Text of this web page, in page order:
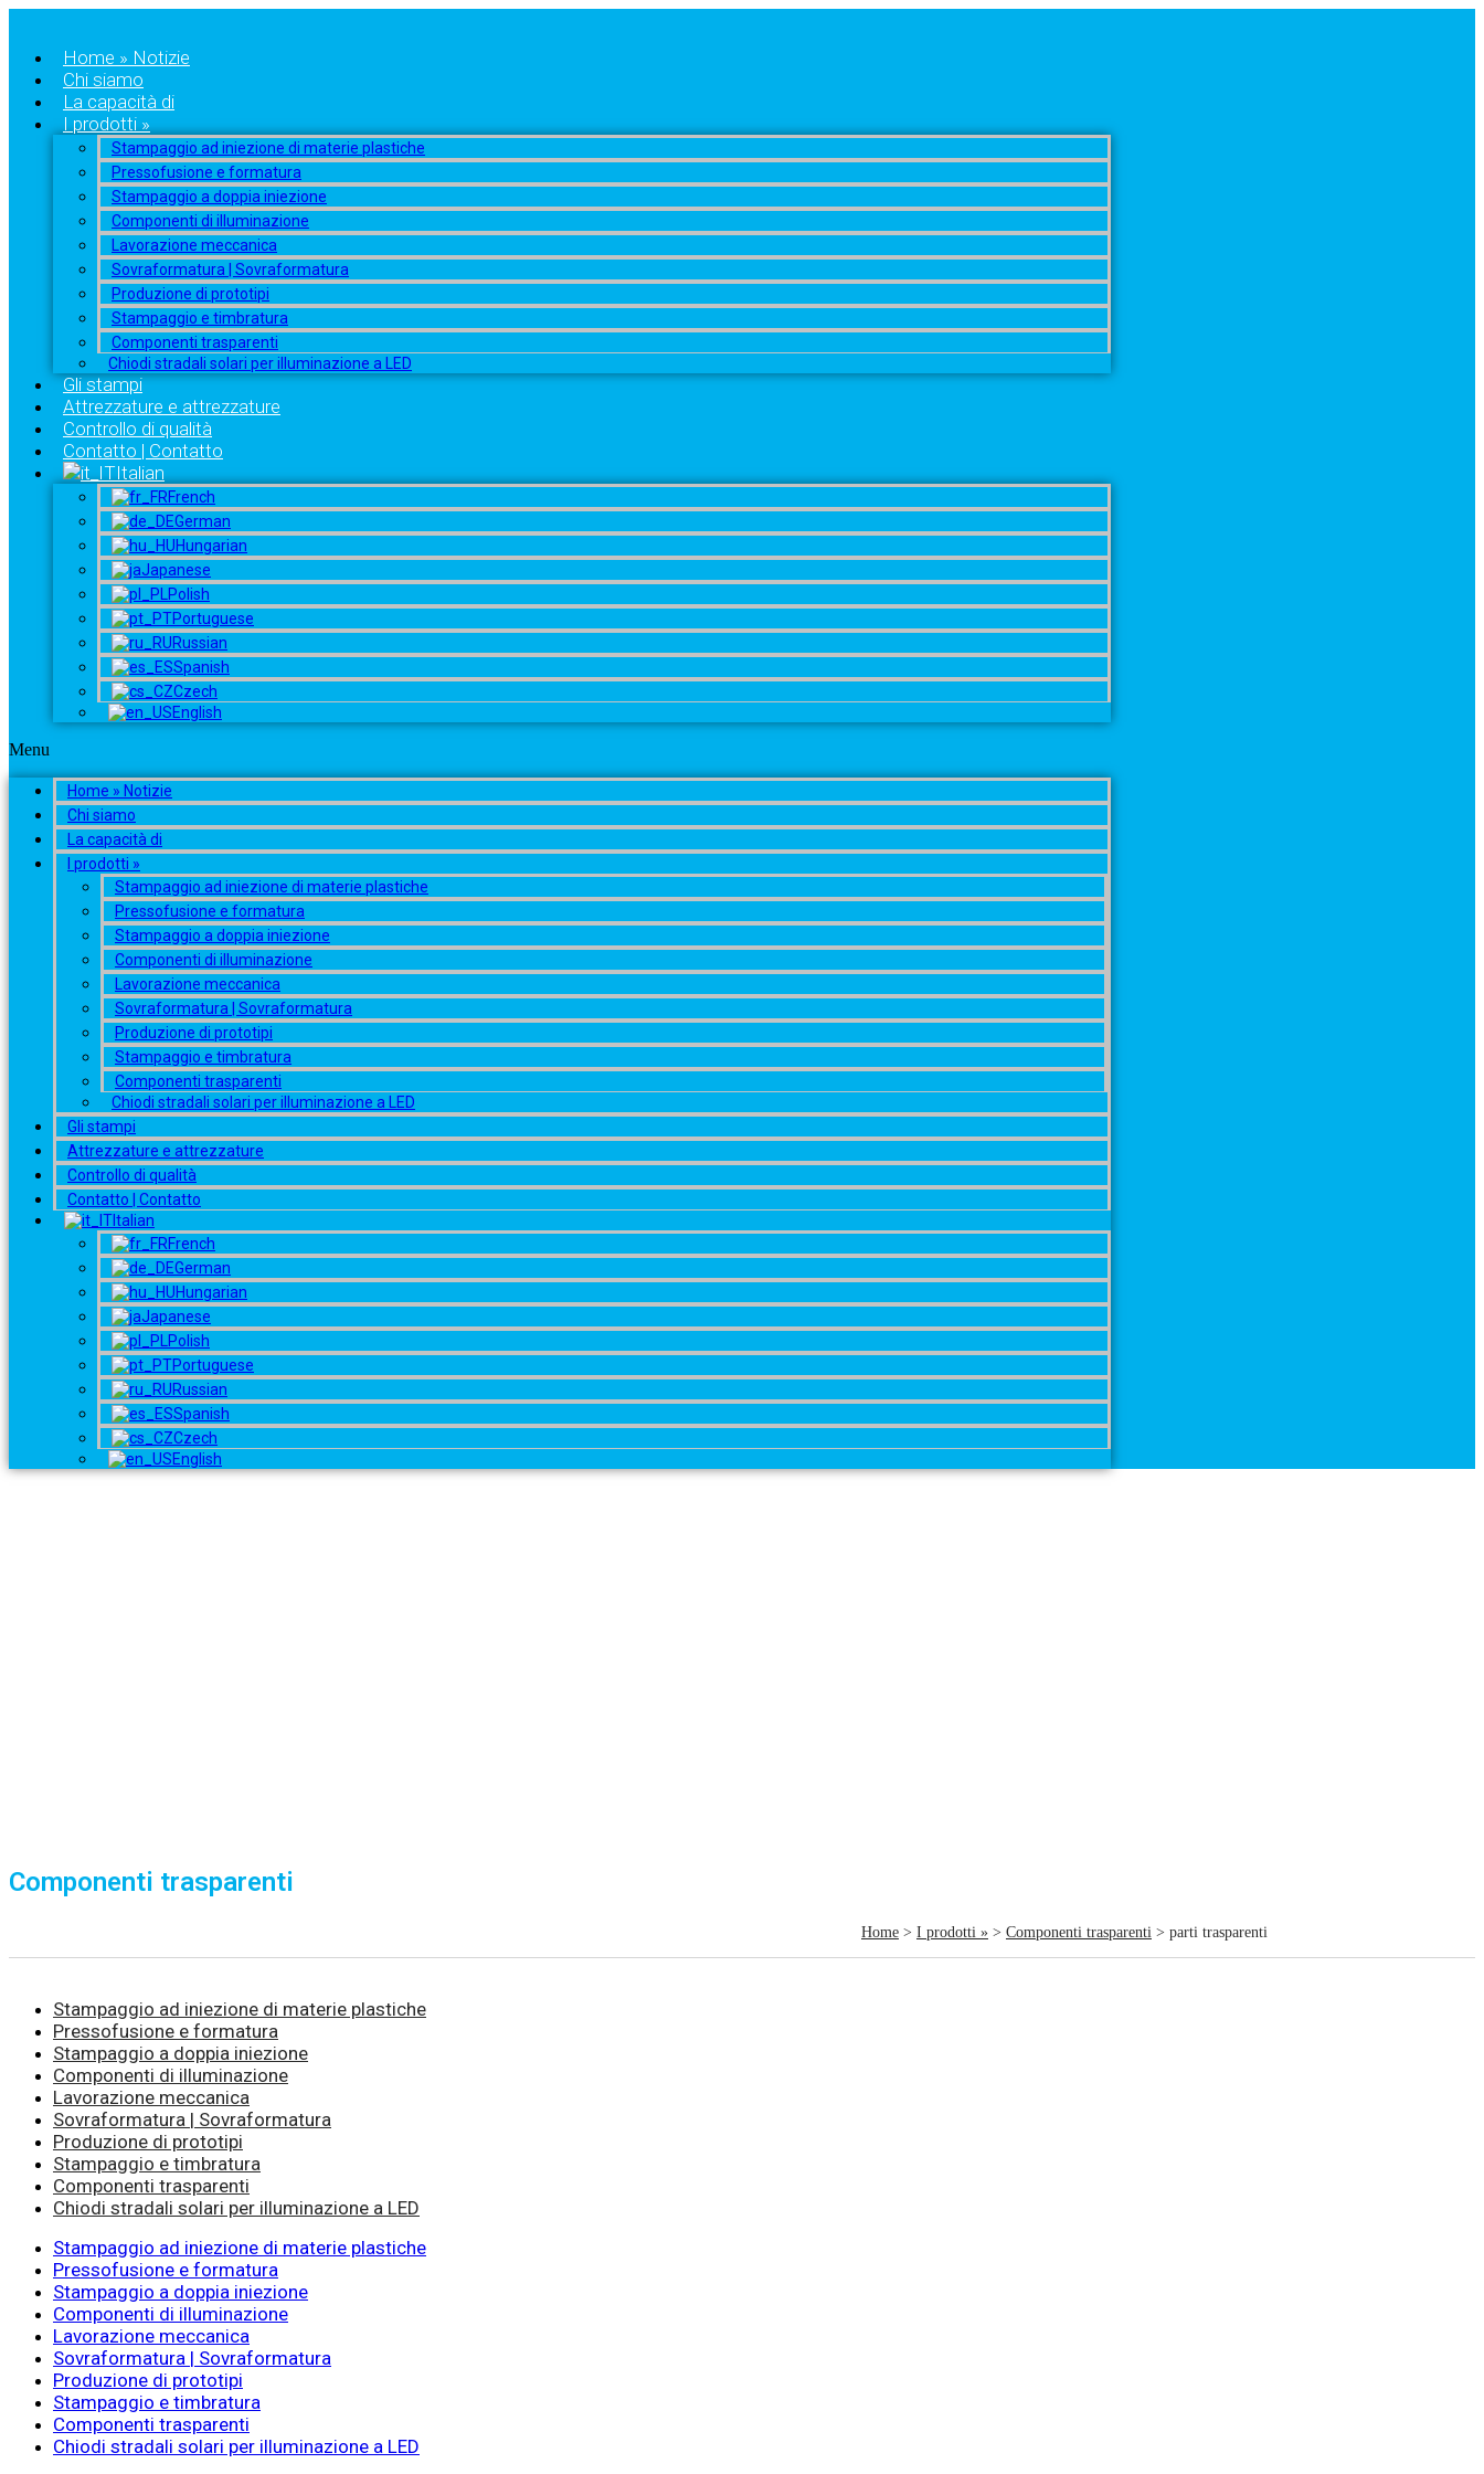
Home » Notizie
Chi siamo
La capacità di
I prodotti »
Stampaggio ad iniezione di materie plastiche
Pressofusione e formatura
Stampaggio a doppia iniezione
Componenti di illuminazione
Lavorazione meccanica
Sovraformatura | Sovraformatura
Produzione di prototipi
Stampaggio e timbratura
Componenti trasparenti
Chiodi stradali solari per illuminazione a LED
Gli stampi
Attrezzature e attrezzature
Controllo di qualità
Contatto | Contatto
Italian
French
German
Hungarian
Japanese
Polish
Portuguese
Russian
Spanish
Czech
English
Menu
Home » Notizie
Chi siamo
La capacità di
I prodotti »
Stampaggio ad iniezione di materie plastiche
Pressofusione e formatura
Stampaggio a doppia iniezione
Componenti di illuminazione
Lavorazione meccanica
Sovraformatura | Sovraformatura
Produzione di prototipi
Stampaggio e timbratura
Componenti trasparenti
Chiodi stradali solari per illuminazione a LED
Gli stampi
Attrezzature e attrezzature
Controllo di qualità
Contatto | Contatto
Italian
French
German
Hungarian
Japanese
Polish
Portuguese
Russian
Spanish
Czech
English
Componenti trasparenti
Home > I prodotti » > Componenti trasparenti > parti trasparenti
Stampaggio ad iniezione di materie plastiche
Pressofusione e formatura
Stampaggio a doppia iniezione
Componenti di illuminazione
Lavorazione meccanica
Sovraformatura | Sovraformatura
Produzione di prototipi
Stampaggio e timbratura
Componenti trasparenti
Chiodi stradali solari per illuminazione a LED
Stampaggio ad iniezione di materie plastiche
Pressofusione e formatura
Stampaggio a doppia iniezione
Componenti di illuminazione
Lavorazione meccanica
Sovraformatura | Sovraformatura
Produzione di prototipi
Stampaggio e timbratura
Componenti trasparenti
Chiodi stradali solari per illuminazione a LED